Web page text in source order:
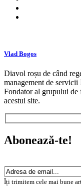
Vlad Bogos
Diavol roșu de când
management de
Fondator al grupului de
acestui site.
Abonează-te!
Îți trimitem cele mai bune